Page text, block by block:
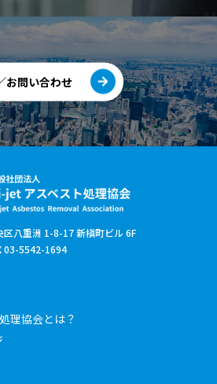
お問い合わせ
八重洲 1-8-17 新槇町ビル 6F
03-5542-1694
理協会とは？